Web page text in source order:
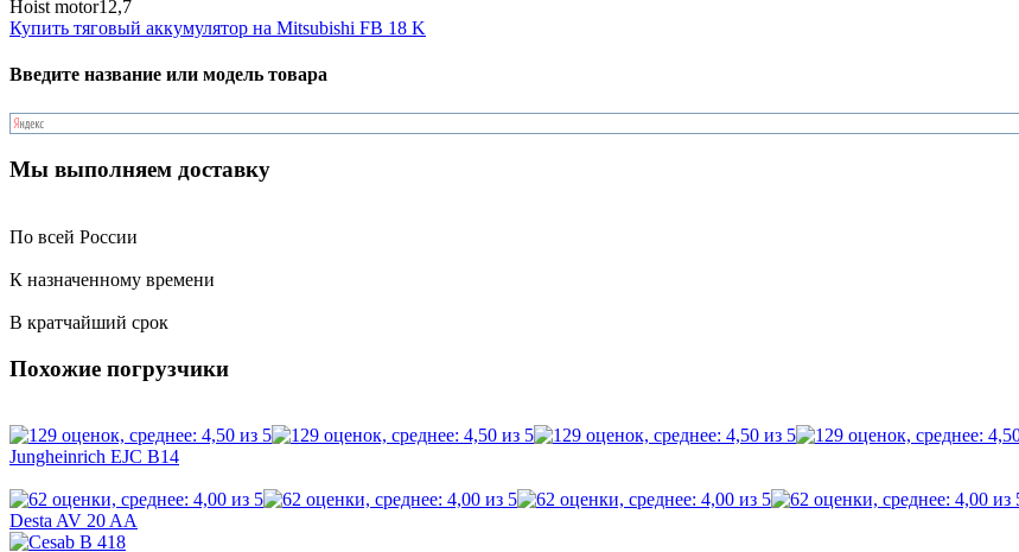
Hoist motor12,7
Купить тяговый аккумулятор на Mitsubishi FB 18 K
Введите название или модель товара
Мы выполняем доставку
По всей России
К назначенному времени
В кратчайший срок
Похожие погрузчики
Jungheinrich EJC B14
Desta AV 20 AA